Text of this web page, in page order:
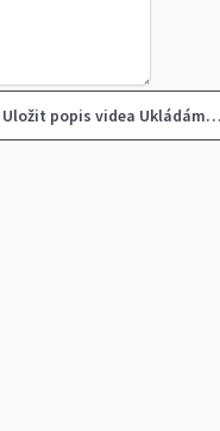
Uložit popis videa